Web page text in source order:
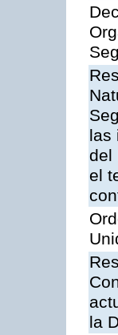
las
del
el
la